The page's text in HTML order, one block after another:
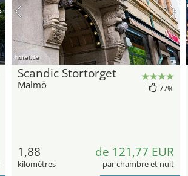
hotel.de
Scandic Stortorget
Malmö 77%
1,88
kilomètres
de 121,77 EUR
par chambre et nuit